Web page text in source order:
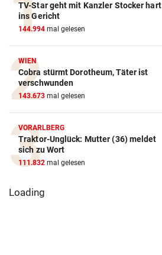
TV-Star geht mit Kanzler Stocker hart
ins Gericht
144.994 mal gelesen
WIEN
Cobra stürmt Dorotheum, Täter ist
verschwunden
143.673 mal gelesen
VORARLBERG
Traktor-Unglück: Mutter (36) meldet
sich zu Wort
111.832 mal gelesen
Loading